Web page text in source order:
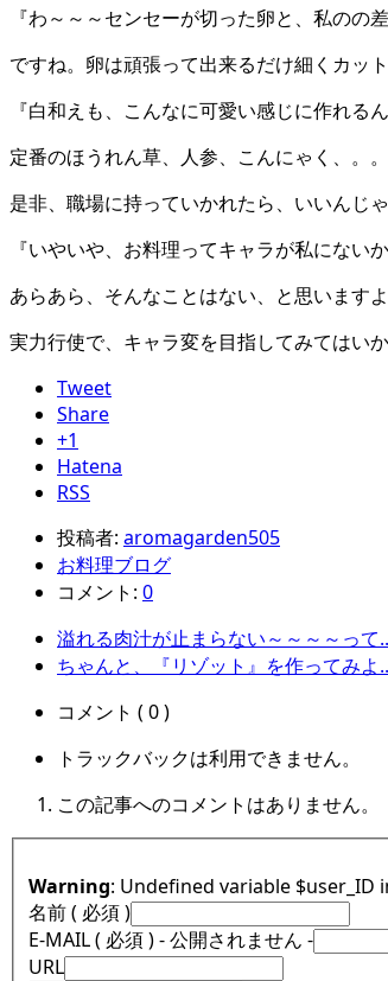
『わ～～～センセーが切った卵と、私のの
ですね。卵は頑張って出来るだけ細くカッ
『白和えも、こんなに可愛い感じに作れる
定番のほうれん草、人参、こんにゃく、。
是非、職場に持っていかれたら、いいんじ
『いやいや、お料理ってキャラが私にない
あらあら、そんなことはない、と思いますよ
実力行使で、キャラ変を目指してみてはい
Tweet
Share
+1
Hatena
RSS
投稿者: aromagarden505
お料理ブログ
コメント: 0
溢れる肉汁が止まらない～～～～って
ちゃんと、『リゾット』を作ってみよ
コメント ( 0 )
トラックバックは利用できません。
この記事へのコメントはありません。
Warning : Undefined variable $user_ID
名前 ( 必須 )
E-MAIL ( 必須 ) - 公開されません -
URL